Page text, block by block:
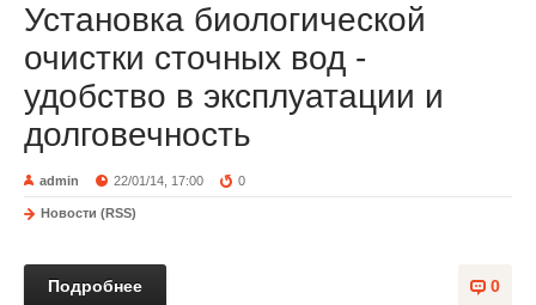
Установка биологической
очистки сточных вод -
удобство в эксплуатации и
долговечность
admin 22/01/14, 17:00 0
Новости (RSS)
0
Подробнее